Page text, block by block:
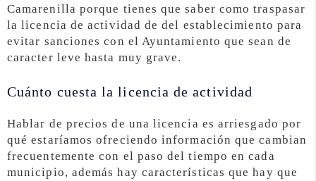
Camarenilla porque tienes que saber como traspasar
la licencia de actividad de del establecimiento para
evitar sanciones con el Ayuntamiento que sean de
caracter leve hasta muy grave.
Cuánto cuesta la licencia de actividad
Hablar de precios de una licencia es arriesgado por
qué estaríamos ofreciendo información que cambian
frecuentemente con el paso del tiempo en cada
municipio, además hay características que hay que